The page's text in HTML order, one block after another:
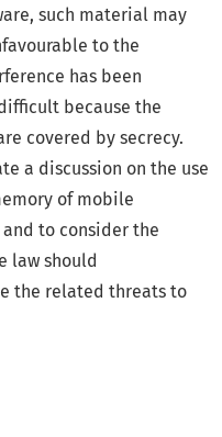
such material may
to the
has been
because the
covered by secrecy.
a discussion on the use
of mobile
to consider the
law should
the related threats to